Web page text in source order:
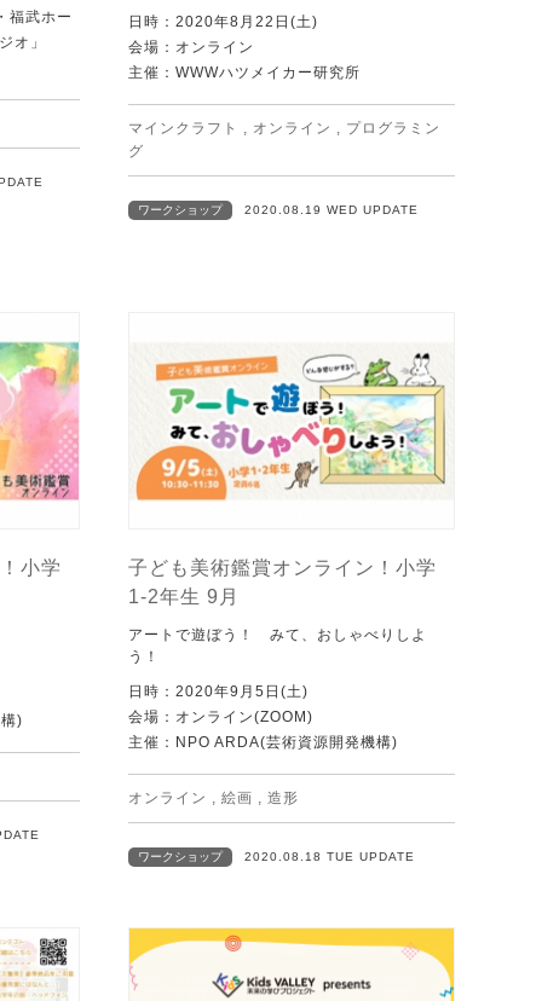
福武ホー
オ」
日時：2020年8月22日(土)
会場：オンライン
主催：WWWハツメイカー研究所
マインクラフト , オンライン , プログラミン
グ
ワークショップ 2020.08.19 WED UPDATE
小学
)
子ども美術鑑賞オンライン！小学
1-2年生 9月
アートで遊ぼう！ みて、おしゃべりしよ
う！
日時：2020年9月5日(土)
会場：オンライン(ZOOM)
主催：NPO ARDA(芸術資源開発機構)
オンライン , 絵画 , 造形
ワークショップ 2020.08.18 TUE UPDATE